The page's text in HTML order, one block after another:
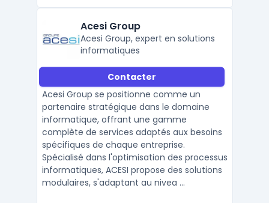
Acesi Group
Acesi Group, expert en solutions
informatiques
Contacter
Acesi Group se positionne comme un
partenaire stratégique dans le domaine
informatique, offrant une gamme
complète de services adaptés aux besoins
spécifiques de chaque entreprise.
Spécialisé dans l'optimisation des processus
informatiques, ACESI propose des solutions
modulaires, s'adaptant au nivea ...